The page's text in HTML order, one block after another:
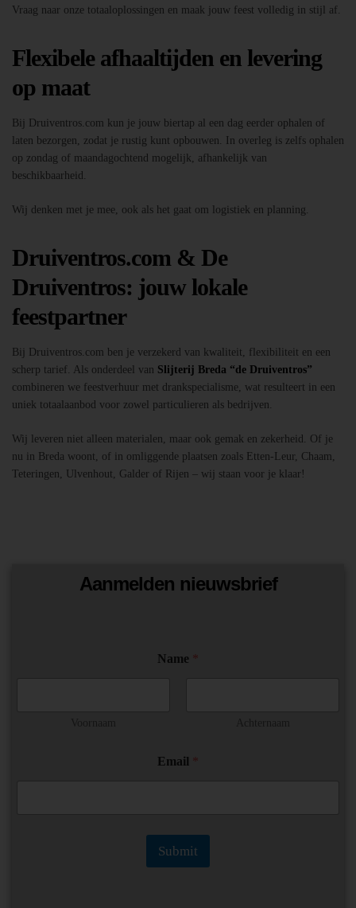
Vraag naar onze totaaloplossingen en maak jouw feest volledig in stijl af.
Flexibele afhaaltijden en levering
op maat
Bij Druiventros.com kun je jouw biertap al een dag eerder ophalen of
laten bezorgen, zodat je rustig kunt opbouwen. In overleg is zelfs ophalen
op zondag of maandagochtend mogelijk, afhankelijk van
beschikbaarheid.
Wij denken met je mee, ook als het gaat om logistiek en planning.
Druiventros.com & De
Druiventros: jouw lokale
feestpartner
Bij Druiventros.com ben je verzekerd van kwaliteit, flexibiliteit en een
scherp tarief. Als onderdeel van Slijterij Breda “de Druiventros”
combineren we feestverhuur met drankspecialisme, wat resulteert in een
uniek totaalaanbod voor zowel particulieren als bedrijven.
Wij leveren niet alleen materialen, maar ook gemak en zekerheid. Of je
nu in Breda woont, of in omliggende plaatsen zoals Etten-Leur, Chaam,
Teteringen, Ulvenhout, Galder of Rijen – wij staan voor je klaar!
Aanmelden nieuwsbrief
Name
m
a
i
Email
Submit